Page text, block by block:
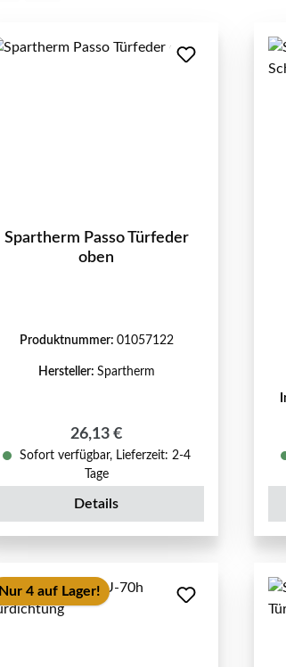
Spartherm Passo Türfeder
oben
Produktnummer: 01057122
Hersteller: Spartherm
Regulärer Preis:
26,13 €
Sofort verfügbar, Lieferzeit: 2-4
Tage
Details
Nur 4 auf Lager!